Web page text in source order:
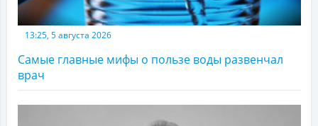
13:25, 5 августа 2026
Самые главные мифы о пользе воды развенчал
врач